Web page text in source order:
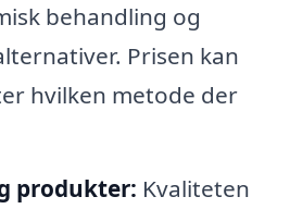
behandling og
Prisen kan
hvilken metode der
produkter: Kvaliteten